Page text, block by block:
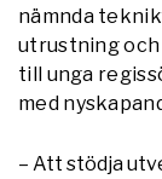
nämnda
utrustning
till unga
med
– Att stödja